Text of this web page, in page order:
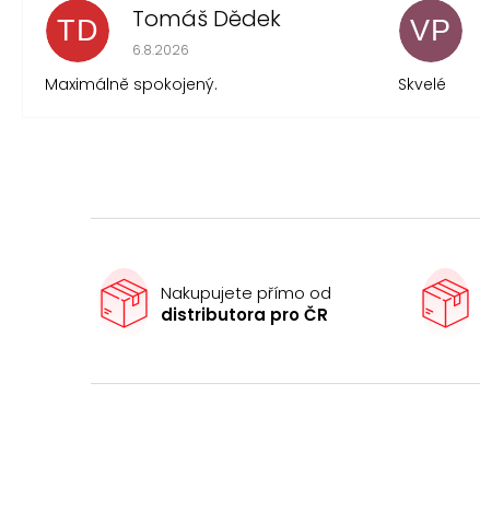
TD Tomáš Dědek
Hodnocení obchodu je 5 z 5 hvězdiček.
6.8.2026
Maximálně spokojený.
VP
Skvelé
Nakupujete přímo od
distributora pro ČR